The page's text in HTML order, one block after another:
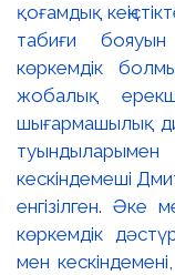
қоғамдық
табиғи бояуын
көркемдік
жобалық
шығармашылық
кескіндемеші
енгізілген. Әке
көркемдік
мен